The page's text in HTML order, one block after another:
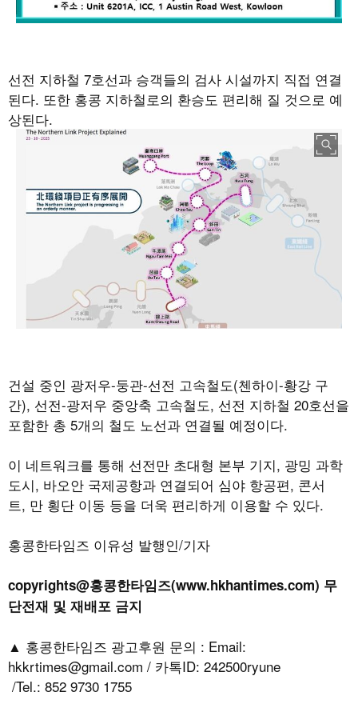
선전 지하철 7호선과 승객들의 검사 시설까지 직접 연결
된다. 또한 홍콩 지하철로의 환승도 편리해 질 것으로 예
상된다.
건설 중인 광저우-둥관-선전 고속철도(첸하이-황강 구
간), 선전-광저우 중앙축 고속철도, 선전 지하철 20호선을
포함한 총 5개의 철도 노선과 연결될 예정이다.
이 네트워크를 통해 선전만 초대형 본부 기지, 광밍 과학
도시, 바오안 국제공항과 연결되어 심야 항공편, 콘서
트, 만 횡단 이동 등을 더욱 편리하게 이용할 수 있다.
홍콩한타임즈 이유성 발행인/기자
copyrights@홍콩한타임즈(www.hkhantimes.com) 무
단전재 및 재배포 금지
▲ 홍콩한타임즈 광고후원 문의 : Email:
hkkrtimes@gmail.com / 카톡ID: 242500ryune
/Tel.: 852 9730 1755